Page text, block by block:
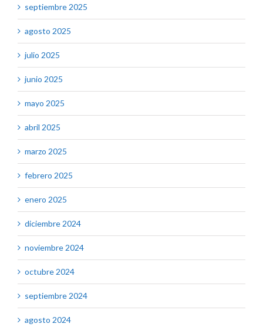
septiembre 2025
agosto 2025
julio 2025
junio 2025
mayo 2025
abril 2025
marzo 2025
febrero 2025
enero 2025
diciembre 2024
noviembre 2024
octubre 2024
septiembre 2024
agosto 2024